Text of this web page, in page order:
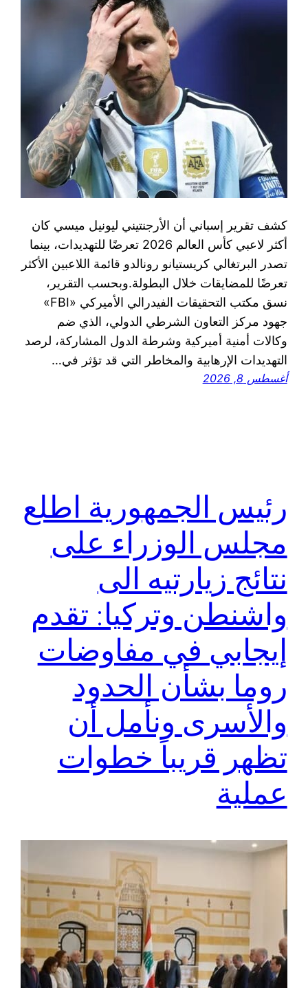
كشف تقرير إسباني أن الأرجنتيني ليونيل ميسي كان
أكثر لاعبي كأس العالم 2026 تعرضًا للتهديدات، بينما
تصدر البرتغالي كريستيانو رونالدو قائمة اللاعبين الأكثر
تعرضًا للمضايقات خلال البطولة.وبحسب التقرير،
نسق مكتب التحقيقات الفيدرالي الأميركي «FBI»
جهود مركز التعاون الشرطي الدولي، الذي ضم
وكالات أمنية أميركية وشرطة الدول المشاركة، لرصد
التهديدات الإرهابية والمخاطر التي قد تؤثر في…
أغسطس 8, 2026
رئيس الجمهورية اطلع
مجلس الوزراء على
نتائج زيارتيه الى
واشنطن وتركيا: تقدم
إيجابي في مفاوضات
روما بشأن الحدود
والأسرى ونأمل أن
تظهر قريباً خطوات
عملية